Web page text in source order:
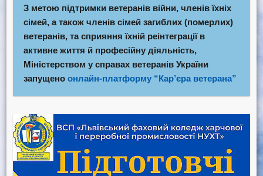
З метою підтримки ветеранів війни, членів їхніх
сімей, а також членів сімей загиблих (померлих)
ветеранів, та сприяння їхній реінтеграції в
активне життя й професійну діяльність,
Міністерством у справах ветеранів України
запущено онлайн-платформу “Кар’єра ветерана”